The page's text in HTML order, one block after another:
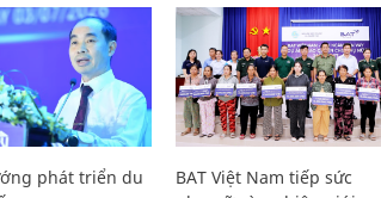
phát triển du
BAT Việt Nam tiếp sức